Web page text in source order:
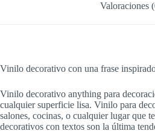
Valoraciones
Vinilo decorativo con una frase
Vinilo decorativo anything para
cualquier superficie lisa. Vinilo para
salones, cocinas, o cualquier lugar que
decorativos con textos son la última